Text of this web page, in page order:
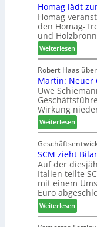
V
e
r
b
i
n
d
e
r
e
r
I
n
t
e
r
z
u
m
2
0
2
7
g
n
a
z
e
i
g
t
H
o
l
z
b
a
u
p
r
o
z
e
s
Homag lädt
Homag
den Homag-
und
Weiterlesen:
H
o
m
a
g
l
ä
d
t
z
u
m
T
r
e
f
Robert Haas
Martin: Neuer
Uwe
Wirkung
Weiterlesen:
M
a
r
t
n
:
N
e
SCM zieht
Auf der
Italien teilte
mit einem
Euro
Weiterlesen:
S